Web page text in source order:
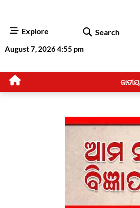
Explore Search
August 7, 2026 4:55 pm
ଜାତୀୟ